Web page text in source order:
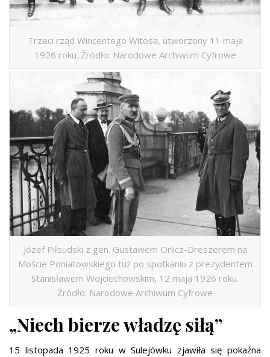
Trzeci rząd Wincentego Witosa, utworzony 11 maja
1926 roku. Źródło: Narodowe Archiwum Cyfrowe
Józef Piłsudski z gen. Gustawem Orlicz-Dreszerem na
Moście Poniatowskiego tuż po spotkaniu z prezydentem
Stanisławem Wojciechowskim, 12 maja 1926 roku.
Źródło: Narodowe Archiwum Cyfrowe
„Niech bierze władzę siłą”
15 listopada 1925 roku w Sulejówku zjawiła się pokaźna